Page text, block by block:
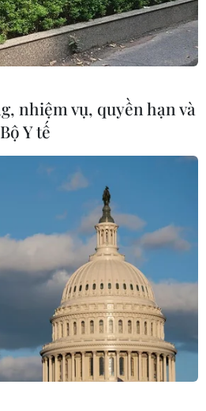
thể dẫn đến miễn
24 giờ qua nước này có thêm
gấp đôi so với 1 tuần trước.
94 lên 110 ca, trong khi hệ số
lên 1,84.
nhiệm vụ, quyền hạn và
Y tế